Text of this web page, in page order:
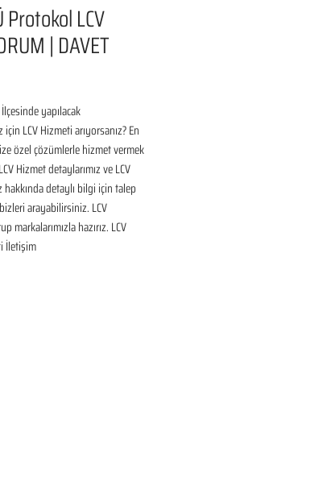
Protokol LCV
| DAVET
İlçesinde yapılacak
LCV Hizmeti arıyorsanız? En
özel çözümlerle hizmet vermek
Hizmet detaylarımız ve LCV
hakkında detaylı bilgi için talep
arayabilirsiniz. LCV
markalarımızla hazırız. LCV
İletişim